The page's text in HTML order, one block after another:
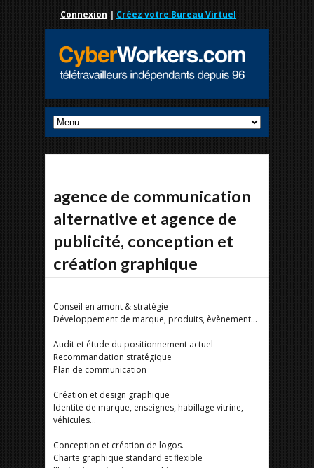
Connexion | Créez votre Bureau Virtuel
agence de communication
alternative et agence de
publicité, conception et
création graphique
Conseil en amont & stratégie
Développement de marque, produits, èvènement...
Audit et étude du positionnement actuel
Recommandation stratégique
Plan de communication
Création et design graphique
Identité de marque, enseignes, habillage vitrine,
véhicules...
Conception et création de logos.
Charte graphique standard et flexible